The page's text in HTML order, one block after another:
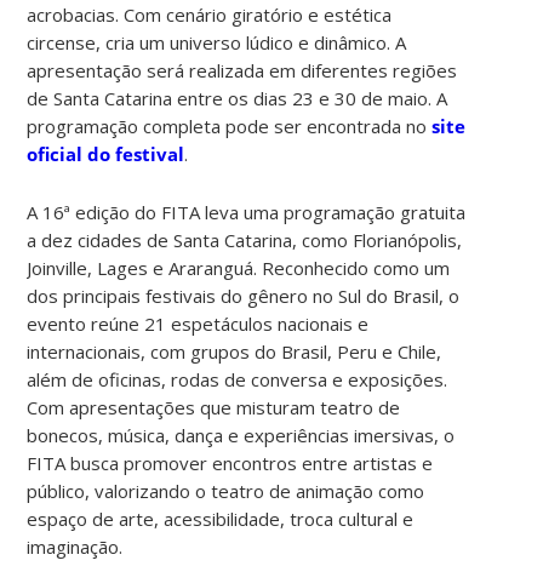
acrobacias. Com cenário giratório e estética
circense, cria um universo lúdico e dinâmico. A
apresentação será realizada em diferentes regiões
de Santa Catarina entre os dias 23 e 30 de maio. A
programação completa pode ser encontrada nosite
oficial do festival.
A 16ª edição do FITA leva uma programação gratuita
a dez cidades de Santa Catarina, como Florianópolis,
Joinville, Lages e Araranguá. Reconhecido como um
dos principais festivais do gênero no Sul do Brasil, o
evento reúne 21 espetáculos nacionais e
internacionais, com grupos do Brasil, Peru e Chile,
além de oficinas, rodas de conversa e exposições.
Com apresentações que misturam teatro de
bonecos, música, dança e experiências imersivas, o
FITA busca promover encontros entre artistas e
público, valorizando o teatro de animação como
espaço de arte, acessibilidade, troca cultural e
imaginação.